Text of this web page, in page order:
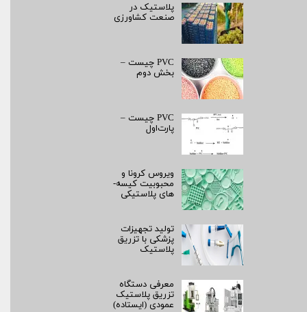
پلاستیک در
صنعت کشاورزی
PVC چیست –
بخش دوم
PVC چیست –
پارت‌اول
ویروس کرونا و
محبوبیت کیسه­
های پلاستیکی
تولید تجهیزات
پزشکی با تزریق
پلاستیک
معرفی دستگاه
تزریق پلاستیک
عمودی (ایستاده)